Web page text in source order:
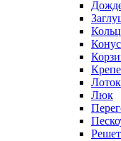
Конус
Лоток
Люк